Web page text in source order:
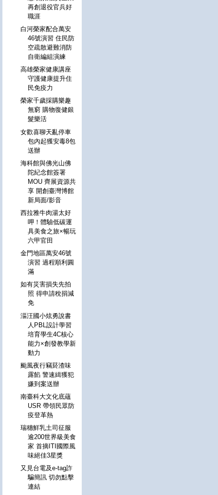
再創退役官兵好
職涯
白河榮家配合萬安
46號演習 住民防
空疏散避難消防
自衛編組演練
高雄榮家健康講座
守護健康提升住
民免疫力
榮家千歲採購樂趣
無窮 購物復健銀
髮樂活
女歡喜聊天亂停車
包內起獲安毒8包
送辦
海科館與佛光山佛
陀紀念館簽署
MOU 齊展資源共
享 開創臺灣博館
新局面/影音
西拉雅牛肉湯太好
呷！體驗低碳運
具美食之旅×暢玩
六甲官田
金門地區萬安46號
演習 過程順利圓
滿
如有災害損失先拍
照 得申請稅捐減
免
漚汪國小炫勇說書
人PBL設計學習
培育學生4C核心
能力×創發教學新
動力
颱風夜行竊菸渣味
露餡 警速緝獲犯
嫌到案送辦
南臺科大文化底蘊
USR 帶領民眾防
疫登革熱
瑞穗鮮乳土司征服
逾200世界級美食
家 首摘ITI國際風
味絕佳3星獎
又見台電及e-tag詐
騙簡訊 切勿點擊
連結